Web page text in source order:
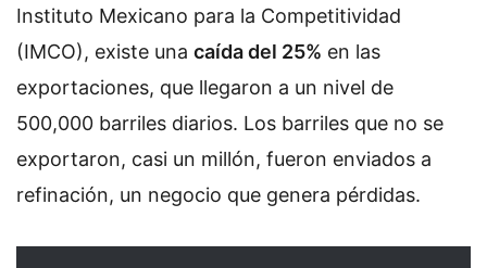
Instituto Mexicano para la Competitividad
(IMCO), existe una caída del 25% en las
exportaciones, que llegaron a un nivel de
500,000 barriles diarios. Los barriles que no se
exportaron, casi un millón, fueron enviados a
refinación, un negocio que genera pérdidas.